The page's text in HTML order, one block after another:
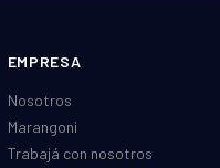
EMPRESA
Nosotros
Marangoni
Trabajá con nosotros